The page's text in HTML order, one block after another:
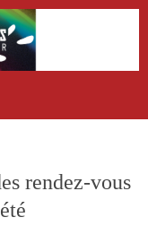
rendez-vous